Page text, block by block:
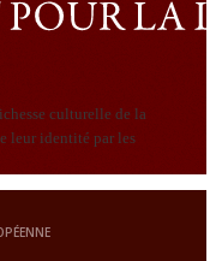
culturelle de la
leur identité par les